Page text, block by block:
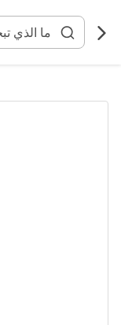
المحتوى
انتقل